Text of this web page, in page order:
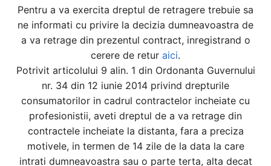
Pentru a va exercita dreptul de retragere trebuie sa
ne informati cu privire la decizia dumneavoastra de
a va retrage din prezentul contract, inregistrand o
cerere de retur aici.
Potrivit articolului 9 alin. 1 din Ordonanta Guvernului
nr. 34 din 12 iunie 2014 privind drepturile
consumatorilor in cadrul contractelor incheiate cu
profesionistii, aveti dreptul de a va retrage din
contractele incheiate la distanta, fara a preciza
motivele, in termen de 14 zile de la data la care
intrati dumneavoastra sau o parte terta, alta decat